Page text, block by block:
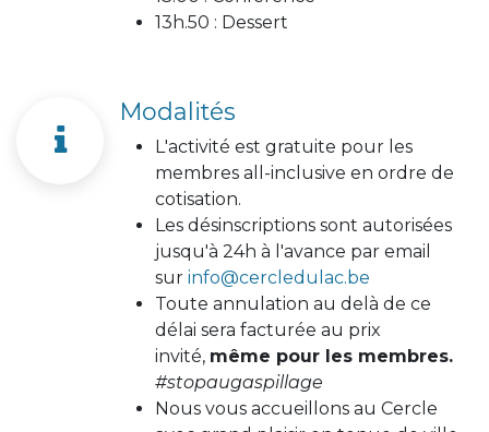
13h.50 : Dessert
Modalités
L'activité est gratuite pour les
membres all-inclusive en ordre de
cotisation.
Les désinscriptions sont autorisées
jusqu'à 24h à l'avance par email
sur info@cercledulac.be
Toute annulation au delà de ce
délai sera facturée au prix
invité, même pour les membres.
#stopaugaspillage
Nous vous accueillons au Cercle